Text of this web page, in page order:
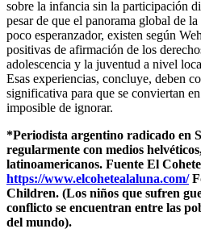
sobre la infancia sin la participación
pesar de que el panorama global de
poco esperanzador, existen según
positivas de afirmación de los
adolescencia y la juventud a nivel
Esas experiencias, concluye, deben
significativa para que se conviertan
imposible de ignorar.
*Periodista argentino radicado en
regularmente con medios
latinoamericanos. Fuente El
https://www.elcohetealaluna.com/
Children. (Los niños que sufren
conflicto se encuentran entre las
del mundo).